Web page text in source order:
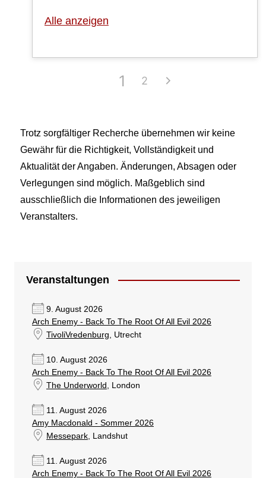
Alle anzeigen
1 2
Trotz sorgfältiger Recherche übernehmen wir keine
Gewähr für die Richtigkeit, Vollständigkeit und
Aktualität der Angaben. Änderungen, Absagen oder
Verlegungen sind möglich. Maßgeblich sind
ausschließlich die Informationen des jeweiligen
Veranstalters.
Veranstaltungen
9. August 2026
Arch Enemy - Back To The Root Of All Evil 2026
TivoliVredenburg , Utrecht
10. August 2026
Arch Enemy - Back To The Root Of All Evil 2026
The Underworld
, London
11. August 2026
Amy Macdonald - Sommer 2026
Messepark, Landshut
11. August 2026
Arch Enemy - Back To The Root Of All Evil 2026